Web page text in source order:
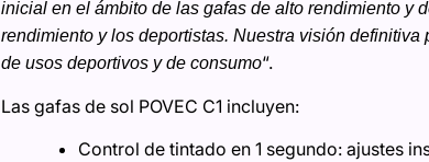
inicial en el ámbito de las gafas de alto rendimiento y
rendimiento y los deportistas. Nuestra visión
de usos deportivos y de consumo“.
Las gafas de sol POVEC C1 incluyen:
Control de tintado en 1 segundo: ajustes